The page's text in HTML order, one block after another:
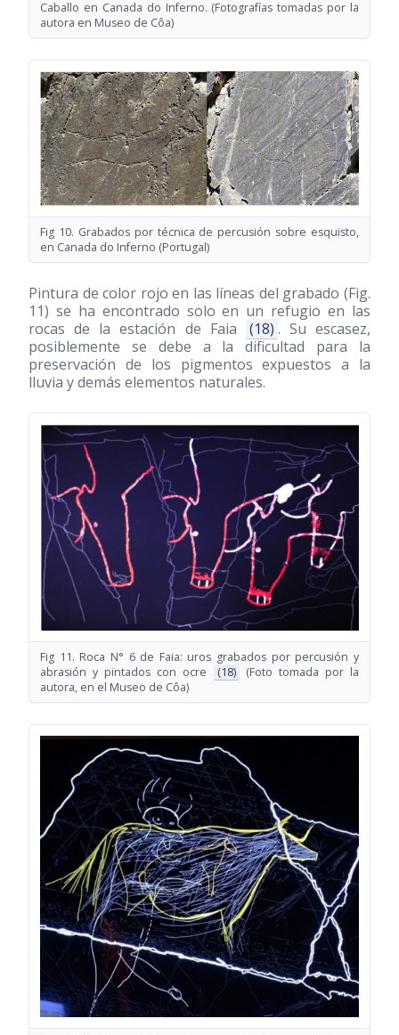
Caballo en Canada do Inferno. (Fotografías tomadas por la
autora en Museo de Côa)
Fig 10. Grabados por técnica de percusión sobre esquisto,
en Canada do Inferno (Portugal)
Pintura de color rojo en las líneas del grabado (Fig.
11) se ha encontrado solo en un refugio en las
rocas de la estación de Faia
(18) . Su escasez,
posiblemente se debe a la dificultad para la
preservación de los pigmentos expuestos a la
lluvia y demás elementos naturales.
Fig 11. Roca N° 6 de Faia: uros grabados por percusión y
abrasión y pintados con ocre
(18)
(Foto tomada por la
autora, en el Museo de Côa)